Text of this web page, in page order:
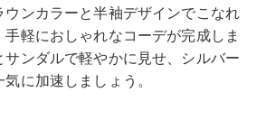
ウンカラーと半袖デザインでこなれ
軽におしゃれなコーデが完成しま
ンダルで軽やかに見せ、シルバー
に加速しましょう。